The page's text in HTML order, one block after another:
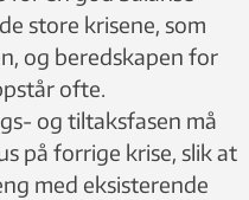
store krisene, som
og beredskapen for
ofte.
og tiltaksfasen må
på forrige krise, slik at
med eksisterende